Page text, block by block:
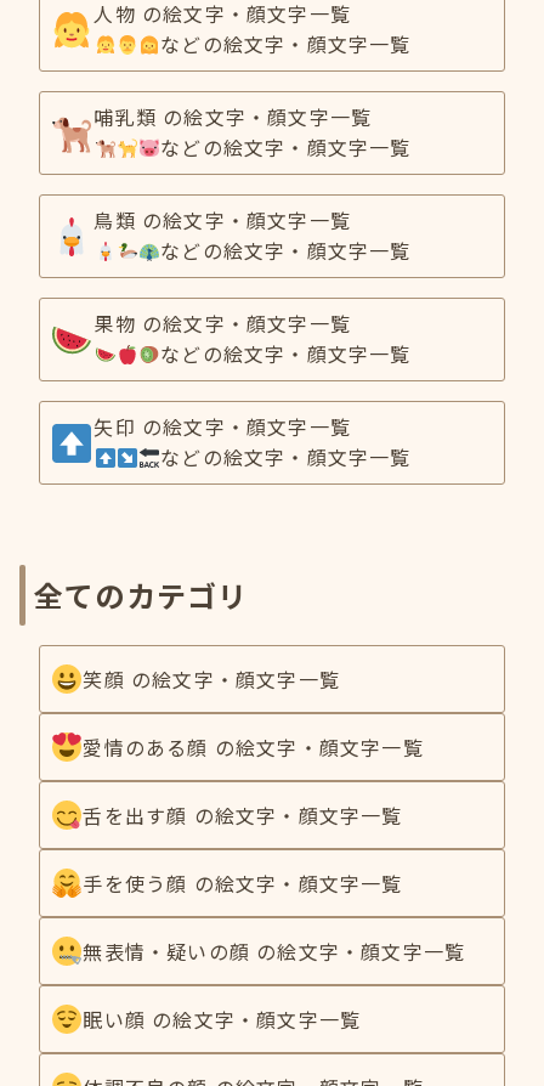
人物 の絵文字・顔文字一覧
などの絵文字・顔文字一覧
哺乳類 の絵文字・顔文字一覧
などの絵文字・顔文字一覧
鳥類 の絵文字・顔文字一覧
などの絵文字・顔文字一覧
果物 の絵文字・顔文字一覧
などの絵文字・顔文字一覧
矢印 の絵文字・顔文字一覧
などの絵文字・顔文字一覧
全てのカテゴリ
笑顔 の絵文字・顔文字一覧
愛情のある顔 の絵文字・顔文字一覧
舌を出す顔 の絵文字・顔文字一覧
手を使う顔 の絵文字・顔文字一覧
無表情・疑いの顔 の絵文字・顔文字一覧
眠い顔 の絵文字・顔文字一覧